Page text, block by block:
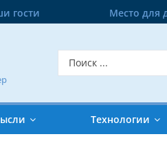
гости Место для
Технологии